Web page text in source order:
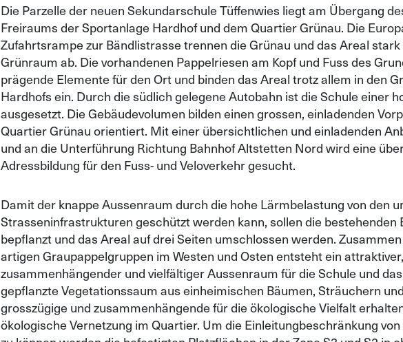
Die Parzelle der neuen Sekundarschule Tüffenwies liegt am Übergang
Freiraums der Sportanlage Hardhof und dem Quartier Grünau. Die
Zufahrtsrampe zur Bändlistrasse trennen die Grünau und das Areal
Grünraum ab. Die vorhandenen Pappelriesen am Kopf und Fuss des
prägende Elemente für den Ort und binden das Areal trotz allem in den
Hardhofs ein. Durch die südlich gelegene Autobahn ist die Schule einer
ausgesetzt. Die Gebäudevolumen bilden einen grossen, einladenden
Quartier Grünau orientiert. Mit einer übersichtlichen und einladenden
und an die Unterführung Richtung Bahnhof Altstetten Nord wird eine
Adressbildung für den Fuss- und Veloverkehr gesucht.
Damit der knappe Aussenraum durch die hohe Lärmbelastung von den
Strasseninfrastrukturen geschützt werden kann, sollen die bestehenden
bepflanzt und das Areal auf drei Seiten umschlossen werden.
artigen Graupappelgruppen im Westen und Osten entsteht ein attraktiver,
zusammenhängender und vielfältiger Aussenraum für die Schule und
gepflanzte Vegetationssaum aus einheimischen Bäumen, Sträuchern
grosszügige und zusammenhängende für die ökologische Vielfalt
ökologische Vernetzung im Quartier. Um die Einleitungbeschränkung